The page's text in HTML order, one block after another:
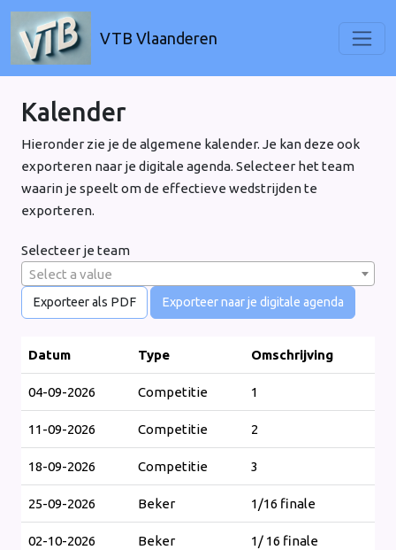
VTB Vlaanderen
Kalender
Hieronder zie je de algemene kalender. Je kan deze ook
exporteren naar je digitale agenda. Selecteer het team
waarin je speelt om de effectieve wedstrijden te
exporteren.
Selecteer je team
Select a value
Exporteer als PDF Exporteer naar je digitale agenda
Datum Type Omschrijving
04-09-2026 Competitie 1
11-09-2026 Competitie 2
18-09-2026 Competitie 3
25-09-2026 Beker 1/16 finale
02-10-2026 Beker 1/ 16 finale